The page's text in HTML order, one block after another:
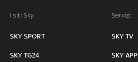
I siti Sky:
SKY SPORT
SKY TG24
Servizi:
SKY TV
SKY